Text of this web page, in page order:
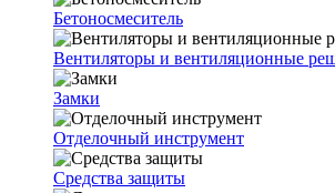
Бетоносмеситель
Вентиляторы и вентиляционные
Замки
Отделочный инструмент
Средства защиты